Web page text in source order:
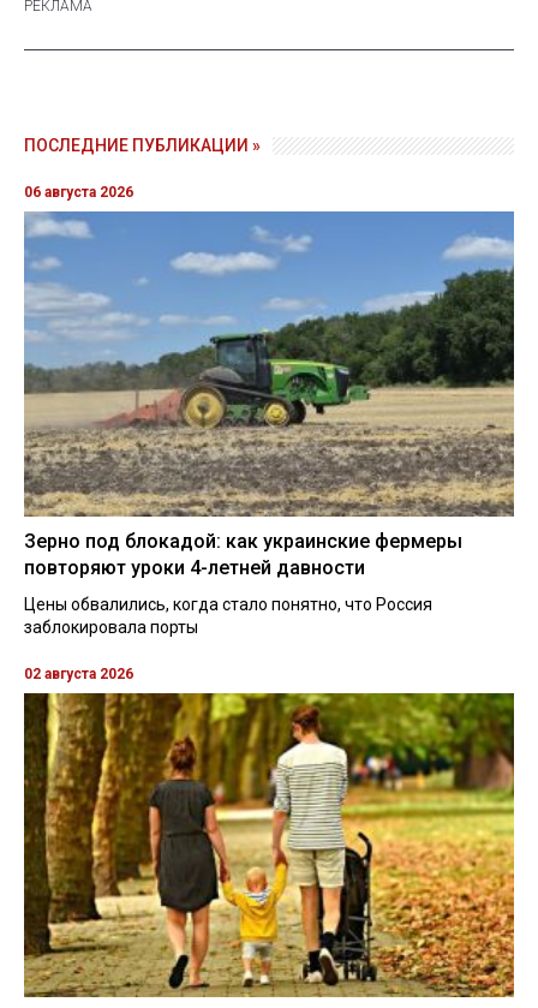
ПОСЛЕДНИЕ ПУБЛИКАЦИИ »
06 августа 2026
Зерно под блокадой: как украинские фермеры
повторяют уроки 4-летней давности
Цены обвалились, когда стало понятно, что Россия
заблокировала порты
02 августа 2026